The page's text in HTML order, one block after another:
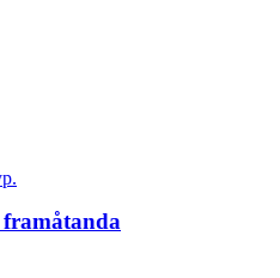
framåtanda